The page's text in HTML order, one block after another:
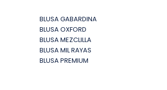
BLUSA GABARDINA
BLUSA OXFORD
BLUSA MEZCLILLA
BLUSA MIL RAYAS
BLUSA PREMIUM